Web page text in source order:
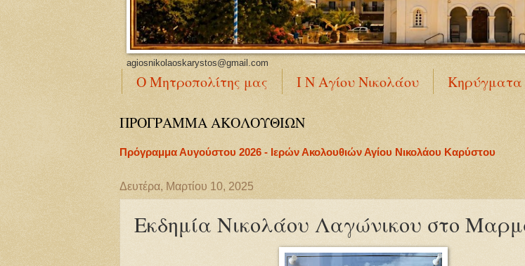
agiosnikolaoskarystos@gmail.com
Ο Μητροπολίτης μας Ι Ν Αγίου Νικολάου Κηρύγματα
ΠΡΟΓΡΑΜΜΑ ΑΚΟΛΟΥΘΙΩΝ
Πρόγραμμα Αυγούστου 2026 - Ιερών Ακολουθιών Αγίου Νικολάου Καρύστου
Δευτέρα, Μαρτίου 10, 2025
Εκδημία Νικολάου Λαγώνικου στο